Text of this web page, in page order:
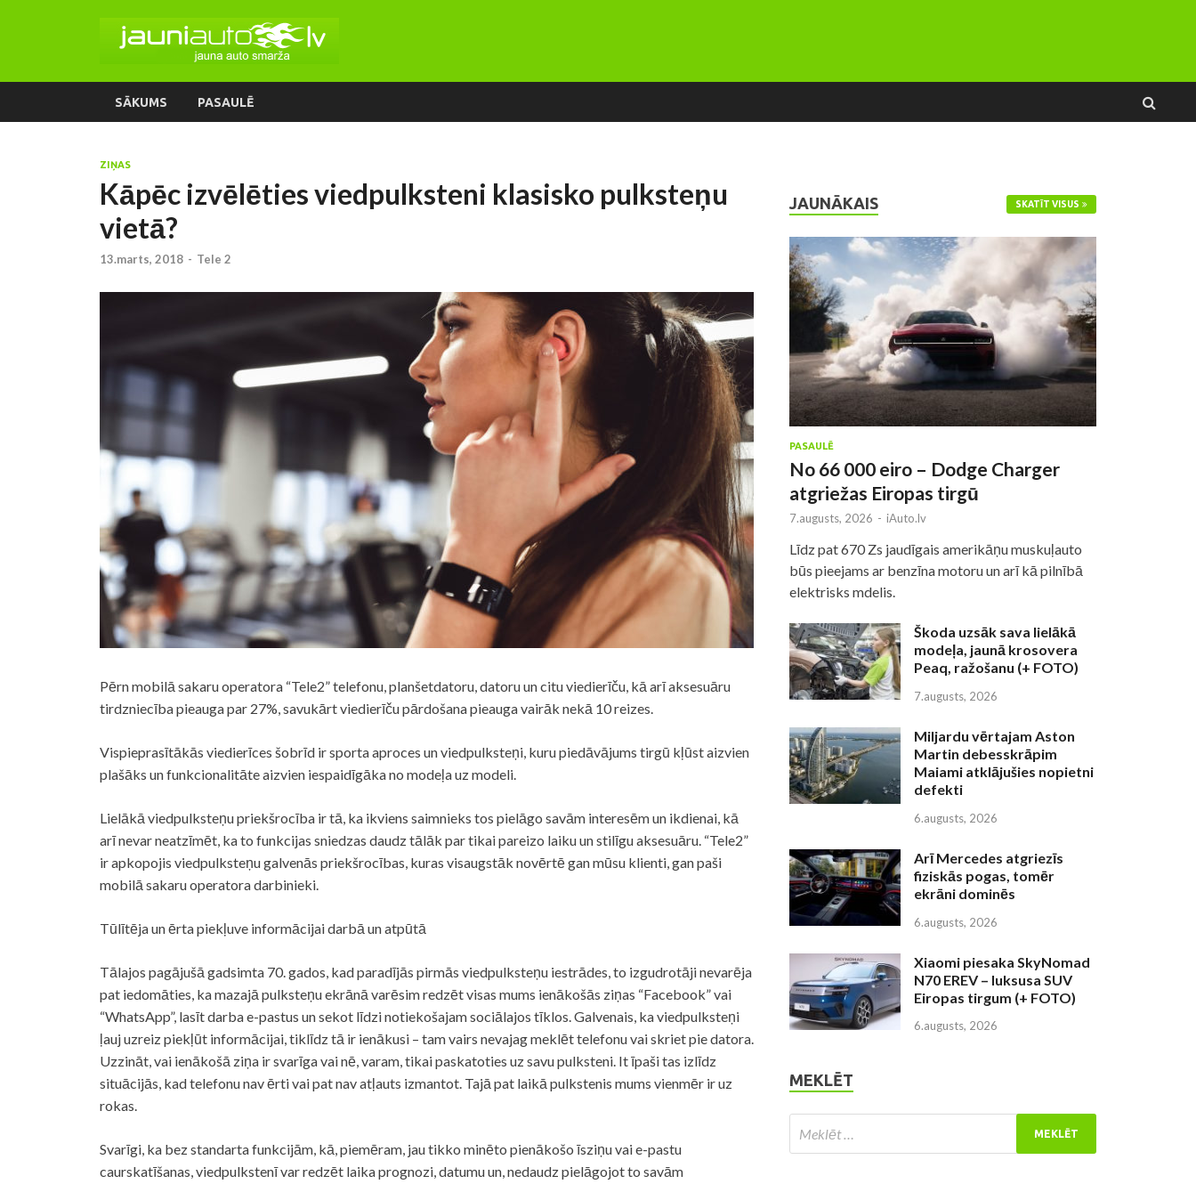
SĀKUMS PASAULĒ
ZIŅAS
Kāpēc izvēlēties viedpulksteni klasisko pulksteņu
vietā?
13.marts, 2018 - Tele 2
Pērn mobilā sakaru operatora “Tele2” telefonu, planšetdatoru, datoru un citu viedierīču, kā arī aksesuāru
tirdzniecība pieauga par 27%, savukārt viedierīču pārdošana pieauga vairāk nekā 10 reizes.
Vispieprasītākās viedierīces šobrīd ir sporta aproces un viedpulksteņi, kuru piedāvājums tirgū kļūst aizvien
plašāks un funkcionalitāte aizvien iespaidīgāka no modeļa uz modeli.
Lielākā viedpulksteņu priekšrocība ir tā, ka ikviens saimnieks tos pielāgo savām interesēm un ikdienai, kā
arī nevar neatzīmēt, ka to funkcijas sniedzas daudz tālāk par tikai pareizo laiku un stilīgu aksesuāru. “Tele2”
ir apkopojis viedpulksteņu galvenās priekšrocības, kuras visaugstāk novērtē gan mūsu klienti, gan paši
mobilā sakaru operatora darbinieki.
Tūlītēja un ērta piekļuve informācijai darbā un atpūtā
Tālajos pagājušā gadsimta 70. gados, kad paradījās pirmās viedpulksteņu iestrādes, to izgudrotāji nevarēja
pat iedomāties, ka mazajā pulksteņu ekrānā varēsim redzēt visas mums ienākošās ziņas “Facebook” vai
“WhatsApp”, lasīt darba e-pastus un sekot līdzi notiekošajam sociālajos tīklos. Galvenais, ka viedpulksteņi
ļauj uzreiz piekļūt informācijai, tiklīdz tā ir ienākusi – tam vairs nevajag meklēt telefonu vai skriet pie datora.
Uzzināt, vai ienākošā ziņa ir svarīga vai nē, varam, tikai paskatoties uz savu pulksteni. It īpaši tas izlīdz
situācijās, kad telefonu nav ērti vai pat nav atļauts izmantot. Tajā pat laikā pulkstenis mums vienmēr ir uz
rokas.
Svarīgi, ka bez standarta funkcijām, kā, piemēram, jau tikko minēto pienākošo īsziņu vai e-pastu
caurskatīšanas, viedpulkstenī var redzēt laika prognozi, datumu un, nedaudz pielāgojot to savām
JAUNĀKAIS SKATĪT VISUS
PASAULĒ
No 66 000 eiro – Dodge Charger
atgriežas Eiropas tirgū
7.augusts, 2026 - iAuto.lv
Līdz pat 670 Zs jaudīgais amerikāņu muskuļauto
būs pieejams ar benzīna motoru un arī kā pilnībā
elektrisks mdelis.
Škoda uzsāk sava lielākā
modeļa, jaunā krosovera
Peaq, ražošanu (+ FOTO)
7.augusts, 2026
Miljardu vērtajam Aston
Martin debesskrāpim
Maiami atklājušies nopietni
defekti
6.augusts, 2026
Arī Mercedes atgriezīs
fiziskās pogas, tomēr
ekrāni dominēs
6.augusts, 2026
Xiaomi piesaka SkyNomad
N70 EREV – luksusa SUV
Eiropas tirgum (+ FOTO)
6.augusts, 2026
MEKLĒT